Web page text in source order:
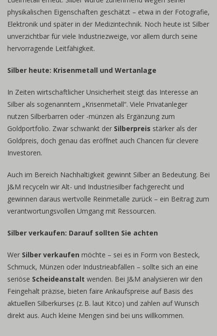
physikalischen Eigenschaften geschätzt – etwa in der Fotografie,
Elektronik und später in der Medizintechnik. Noch heute ist Silber
unverzichtbar für viele Industriezweige, vor allem durch seine
hervorragende Leitfähigkeit.
Silber heute: Krisenmetall und Wertanlage
In Zeiten wirtschaftlicher Unsicherheit steigt das Interesse an
Silber als sogenanntem „Krisenmetall“. Viele Privatanleger
nutzen Silberbarren oder -münzen als Ergänzung zum
Goldportfolio. Zwar schwankt der Silberpreis stärker als der
Goldpreis, doch genau das eröffnet auch Chancen für clevere
Investoren.
Auch im Bereich Nachhaltigkeit gewinnt Silber an Bedeutung. Bei
J&M recyceln wir Alt- und Industriesilber fachgerecht und
gewinnen daraus wertvolle Reinmetalle zurück – ein Beitrag zum
verantwortungsvollen Umgang mit Ressourcen.
Silber verkaufen: Darauf sollten Sie achten
Wer Silber verkaufen möchte – sei es in Form von Besteck,
Schmuck, Münzen oder Industrieabfällen – sollte sich an eine
seriöse Scheideanstalt wenden. Bei J&M analysieren wir den
Feingehalt präzise, bieten faire Ankaufspreise auf Basis des
aktuellen Silberkurses (z. B. laut Kitco) und zahlen auf Wunsch
direkt aus. Auch kleine Mengen sind bei uns willkommen.